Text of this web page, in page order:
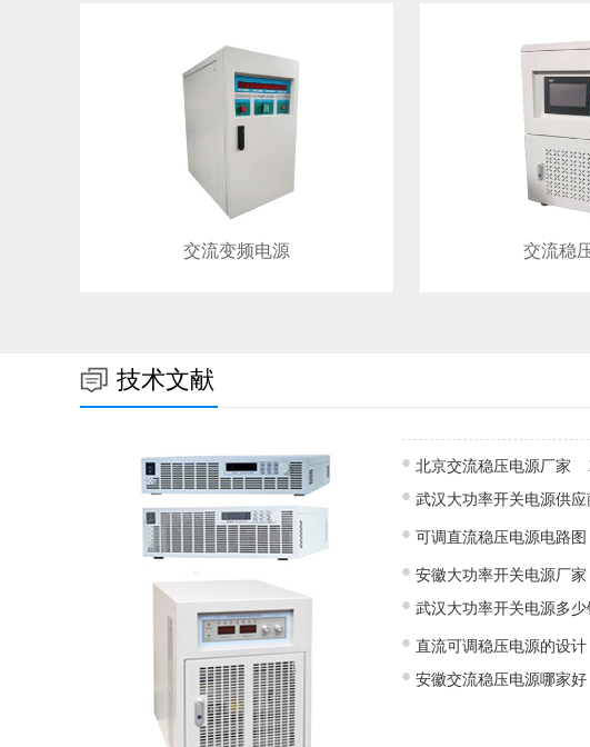
交流变频电源 交流稳
技术文献
北京交流稳压电源厂家
武汉大功率开关电源供应
可调直流稳压电源电路图
安徽大功率开关电源厂家
武汉大功率开关电源多少
直流可调稳压电源的设计
安徽交流稳压电源哪家好